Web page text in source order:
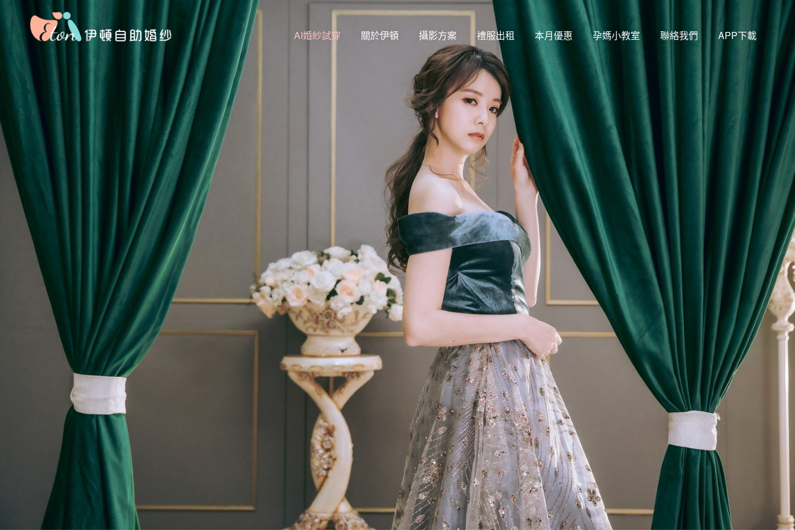
AI婚紗試穿 關於伊頓 攝影方案 禮服出租 本月優惠 孕媽小教室 聯絡我們 APP下載